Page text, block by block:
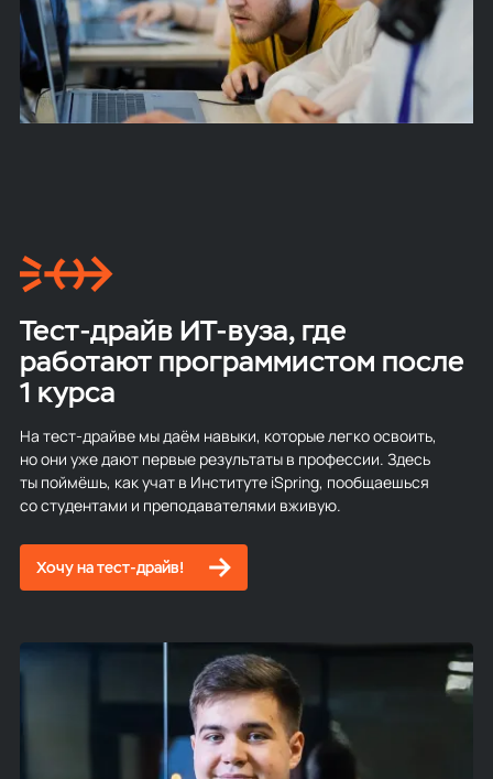
Тест-драйв ИТ-вуза, где
работают программистом после
1 курса
На тест-драйве мы даём навыки, которые легко освоить,
но они уже дают первые результаты в профессии. Здесь
ты поймёшь, как учат в Институте iSpring, пообщаешься
со студентами и преподавателями вживую.
Хочу на тест-драйв!